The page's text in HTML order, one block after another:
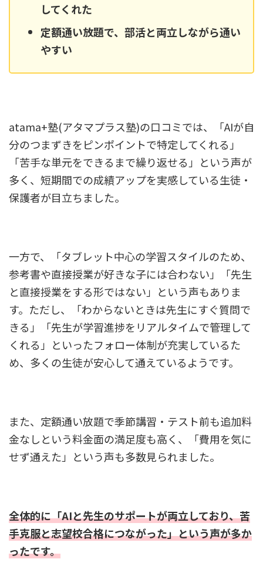
してくれた
定額通い放題で、部活と両立しながら通い
やすい
atama+塾(アタマプラス塾)の口コミでは、「AIが自
分のつまずきをピンポイントで特定してくれる」
「苦手な単元をできるまで繰り返せる」という声が
多く、短期間での成績アップを実感している生徒・
保護者が目立ちました。
一方で、「タブレット中心の学習スタイルのため、
参考書や直接授業が好きな子には合わない」「先生
と直接授業をする形ではない」という声もありま
す。ただし、「わからないときは先生にすぐ質問で
きる」「先生が学習進捗をリアルタイムで管理して
くれる」といったフォロー体制が充実しているた
め、多くの生徒が安心して通えているようです。
また、定額通い放題で季節講習・テスト前も追加料
金なしという料金面の満足度も高く、「費用を気に
せず通えた」という声も多数見られました。
全体的に「AIと先生のサポートが両立しており、苦
手克服と志望校合格につながった」という声が多か
ったです。